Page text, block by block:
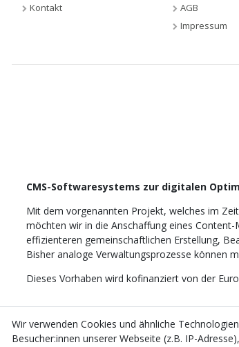
Kontakt
AGB
Impressum
CMS-Softwaresystems zur digitalen
Mit dem vorgenannten Projekt, welches im
möchten wir in die Anschaffung eines
effizienteren gemeinschaftlichen Erstellung,
Bisher analoge Verwaltungsprozesse können
Dieses Vorhaben wird kofinanziert von der
Wir verwenden Cookies und ähnliche
Besucher:innen unserer Webseite (z.B. IP-